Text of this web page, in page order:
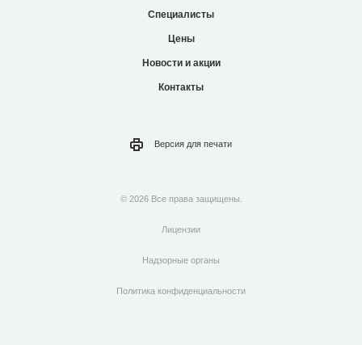
Специалисты
Цены
Новости и акции
Контакты
Версия для печати
© 2026 Все права защищены.
Лицензии
Надзорные органы
Политика конфиденциальности